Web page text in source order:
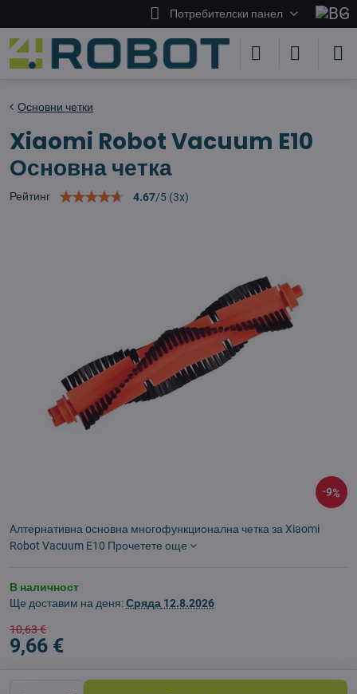
Потребителски панел
9%
Основни четки
Xiaomi Robot Vacuum E10
Основна четка
Рейтинг 4.67/5 (3x)
Aлтернативна oсновна многофункционална четка за Xiaomi
Robot Vacuum E10 Прочетете още
В наличност
Ще доставим на деня:Сряда 12.8.2026
10,63 €
9,66 €